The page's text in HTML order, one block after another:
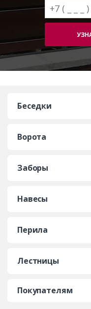
Беседки
Ворота
Заборы
Навесы
Перила
Лестницы
Покупателям